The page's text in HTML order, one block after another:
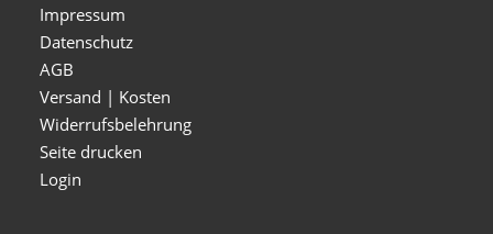
Impressum
Datenschutz
AGB
Versand | Kosten
Widerrufsbelehrung
Seite drucken
Login